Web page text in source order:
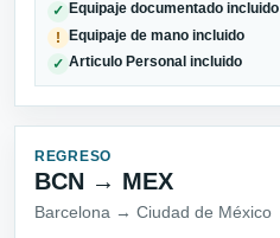
✓ Equipaje documentado incluido
! Equipaje de mano incluido
✓ Articulo Personal incluido
REGRESO
BCN → MEX
Barcelona → Ciudad de México